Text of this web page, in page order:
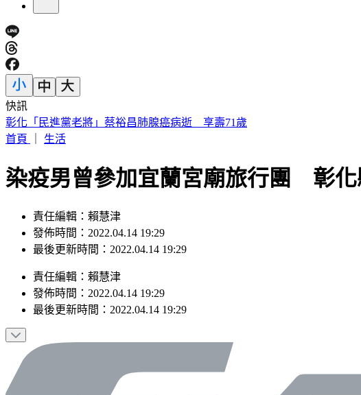
快訊
彰化「民進黨老將」蔡裕昌肺腺癌病逝 享壽71歲
首頁
生活
染疫男曾參加宜蘭宮廟旅行團 彰化
責任編輯：賴慧津
發佈時間：2022.04.14 19:29
最後更新時間：2022.04.14 19:29
責任編輯 ： 賴慧津
發佈時間： 2022.04.14 19:29
最後更新時間： 2022.04.14 19:29